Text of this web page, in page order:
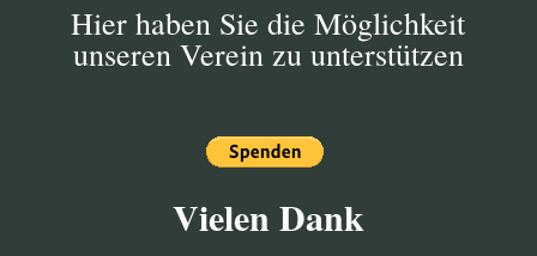
Hier haben Sie die Möglichkeit
unseren Verein zu unterstützen
Vielen Dank